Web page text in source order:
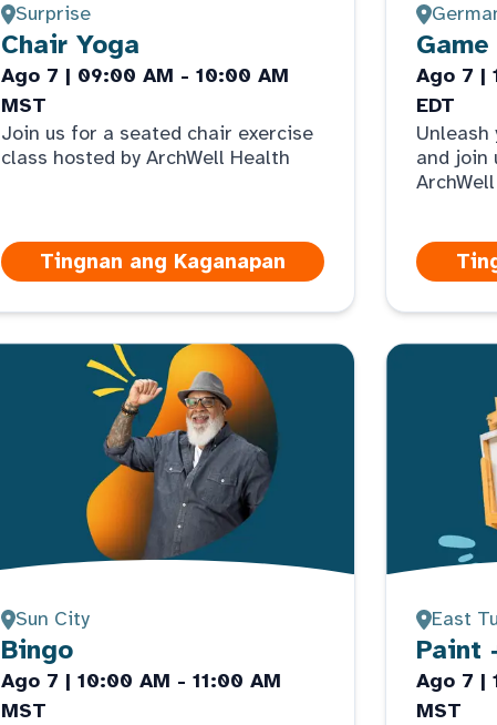
Surprise
Chair Yoga
Ago 7 | 09:00 AM - 10:00 AM
MST
Join us for a seated chair exercise
class hosted by ArchWell Health
Tingnan ang Kaganapan
Game
Ago 7 |
EDT
and join
Sun City
Bingo
Ago 7 | 10:00 AM - 11:00 AM
MST
East
Paint
Ago 7 |
MST